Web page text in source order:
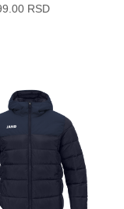
RSD